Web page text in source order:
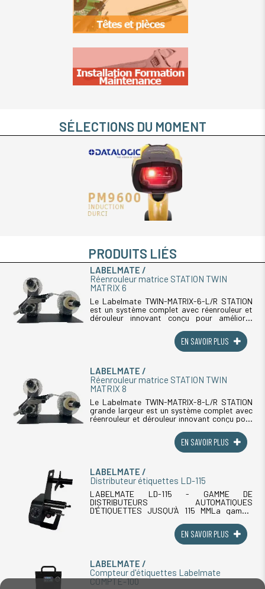
SÉLECTIONS DU MOMENT
PRODUITS LIÉS
LABELMATE
Réenrouleur matrice STATION TWIN
MATRIX 6
Le Labelmate TWIN-MATRIX-6-L/R STATION
est un système complet avec réenrouleur et
dérouleur innovant conçu pour améliorer
permet de gérer les étiquettes et (...)
EN SAVOIR PLUS
LABELMATE
Réenrouleur matrice STATION TWIN
MATRIX 8
Le Labelmate TWIN-MATRIX-8-L/R STATION
grande largeur est un système complet avec
réenrouleur et dérouleur innovant conçu pour
d'étiquetage. Il permet de gérer les (...)
EN SAVOIR PLUS
LABELMATE
Distributeur étiquettes LD-115
LABELMATE LD-115 - GAMME DE
DISTRIBUTEURS AUTOMATIQUES
D'ÉTIQUETTES JUSQU'À 115 MMLa gamme
regroupe quatre distributeurs automatiques
conçus pour distribuer (...)EN SAVOIR PLUS
LABELMATE
Compteur d'étiquettes Labelmate
COMPTE-100